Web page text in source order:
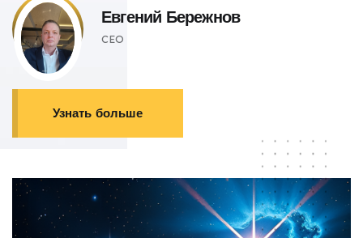
Евгений Бережнов
CEO
Узнать больше